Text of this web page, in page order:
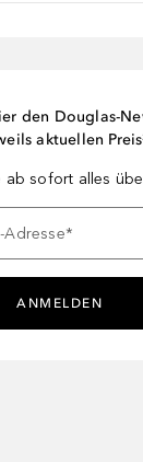
den Douglas-
aktuellen
ab sofort alles
Adresse*
ANMELDEN